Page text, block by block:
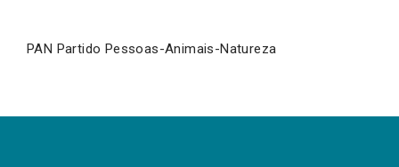
PAN Partido Pessoas-Animais-Natureza